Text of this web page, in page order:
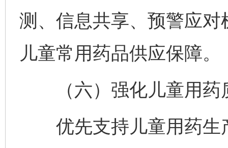
测、信息共享、预警应
儿童常用药品供应保障。
（六）强化儿童用药
优先支持儿童用药生